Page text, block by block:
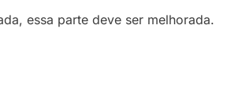
essa parte deve ser melhorada.